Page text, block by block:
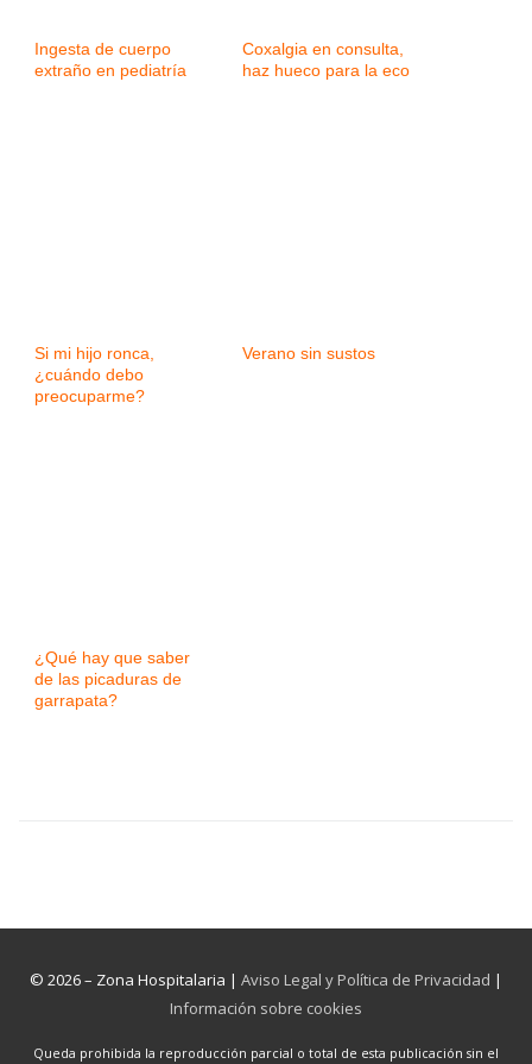
Ingesta de cuerpo
extraño en pediatría
Coxalgia en consulta,
haz hueco para la eco
Si mi hijo ronca,
¿cuándo debo
preocuparme?
Verano sin sustos
¿Qué hay que saber
de las picaduras de
garrapata?
© 2026 – Zona Hospitalaria | Aviso Legal y Política de Privacidad |
Información sobre cookies
Queda prohibida la reproducción parcial o total de esta publicación sin el